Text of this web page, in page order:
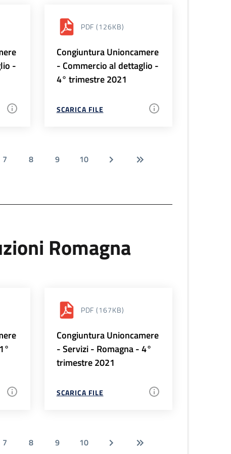
-
PDF (126KB)
Congiuntura Unioncamere
- Commercio al dettaglio -
4° trimestre 2021
SCARICA FILE
7 8 9 10
Romagna
PDF (167KB)
Congiuntura Unioncamere
- Servizi - Romagna - 4°
trimestre 2021
SCARICA FILE
7 8 9 10